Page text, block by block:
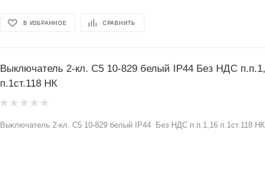
В ИЗБРАННОЕ СРАВНИТЬ
Выключатель 2-кл. С5 10-829 белый IP44 Без НДС п.п.1,16
п.1ст.118 НК
Выключатель 2-кл. С5 10-829 белый IP44 Без НДС п.п.1,16 п.1ст.118 НК